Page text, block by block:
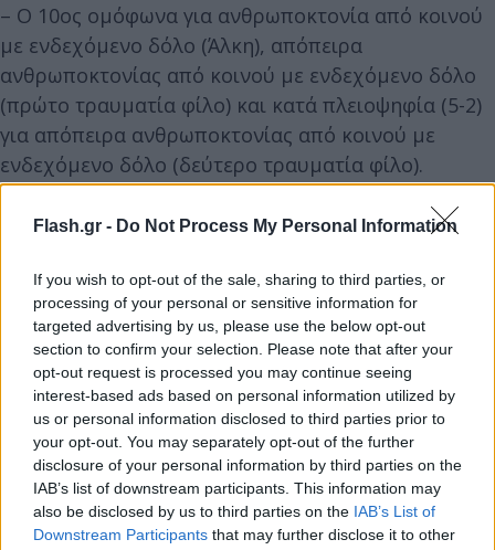
Flash.gr - Do Not Process My Personal Information
If you wish to opt-out of the sale, sharing to third parties, or
processing of your personal or sensitive information for
targeted advertising by us, please use the below opt-out
section to confirm your selection. Please note that after your
opt-out request is processed you may continue seeing
interest-based ads based on personal information utilized by
us or personal information disclosed to third parties prior to
your opt-out. You may separately opt-out of the further
disclosure of your personal information by third parties on the
IAB’s list of downstream participants. This information may
also be disclosed by us to third parties on the IAB’s List of
Downstream Participants that may further disclose it to other
– Ο 10ος ομόφωνα για ανθρωποκτονία από κοινού
με ενδεχόμενο δόλο (Άλκη), απόπειρα
ανθρωποκτονίας από κοινού με ενδεχόμενο δόλο
(πρώτο τραυματία φίλο) και κατά πλειοψηφία (5-2)
για απόπειρα ανθρωποκτονίας από κοινού με
ενδεχόμενο δόλο (δεύτερο τραυματία φίλο).
Ομόφωνα για συμπλοκή με τη μορφή της επίθεσης,
εξαιτίας της οποίας επήλθε θάνατος με αθλητική
επιβαρυντικές περιστάσεις του Αθλητικού Νόμου),
όπως επίσης για παράνομη οπλοφορία και
οπλοχρησία.
- Οι 1ος, 5ος, 6ος, 8ος και 12ος ομόφωνα για
συνέργεια σε ανθρωποκτονία από κοινού με
ενδεχόμενο δόλο (Άλκη), συνέργεια σε απόπειρα
ανθρωποκτονίας από κοινού με ενδεχόμενο δόλο
(πρώτο τραυματία φίλο) και κατά κατά πλειοψηφία